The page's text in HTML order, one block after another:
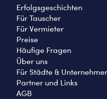
Erfolgsgeschichten
Für Tauscher
Für Vermieter
Preise
Häufige Fragen
Über uns
Für Städte &
Partner und Links
AGB